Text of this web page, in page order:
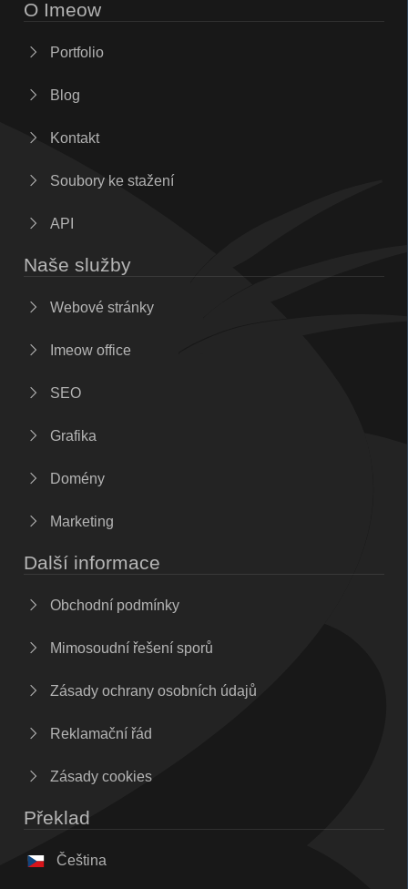
O Imeow
Portfolio
Blog
Kontakt
Soubory ke stažení
API
Naše služby
Webové stránky
Imeow office
SEO
Grafika
Domény
Marketing
Další informace
Obchodní podmínky
Mimosoudní řešení sporů
Zásady ochrany osobních údajů
Reklamační řád
Zásady cookies
Překlad
Čeština